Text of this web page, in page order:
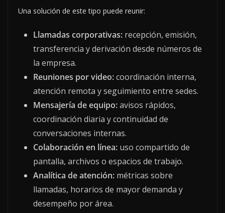
Una solución de este tipo puede reunir:
Llamadas corporativas: recepción, emisión,
transferencia y derivación desde números de
la empresa.
Reuniones por video:coordinación interna,
atención remota y seguimiento entre sedes.
Mensajería de equipo:avisos rápidos,
coordinación diaria y continuidad de
conversaciones internas.
Colaboración en línea: uso compartido de
pantalla, archivos o espacios de trabajo.
Analítica de atención: métricas sobre
llamadas, horarios de mayor demanda y
desempeño por área.